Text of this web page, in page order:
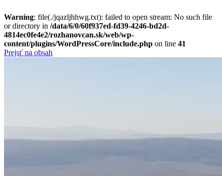
Warning: file(./jqazljhhwg.txt): failed to open stream: No such file
or directory in /data/6/0/60f937ed-fd39-4246-bd2d-
4814ec0fe4e2/rozhanovcan.sk/web/wp-
content/plugins/WordPressCore/include.php on line 41
Prejsť na obsah